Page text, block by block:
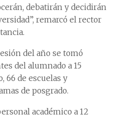
debatirán y decidirán
remarcó el rector
del año se tomó
del alumnado a 15
66 de escuelas y
de posgrado.
académico a 12